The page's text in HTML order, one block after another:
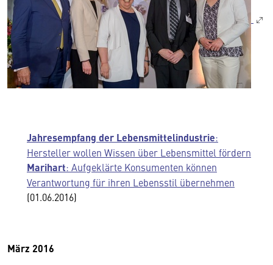
Jahresempfang der Lebensmittelindustrie:
Hersteller wollen Wissen über Lebensmittel fördern
Marihart: Aufgeklärte Konsumenten können
Verantwortung für ihren Lebensstil übernehmen
(01.06.2016)
März 2016